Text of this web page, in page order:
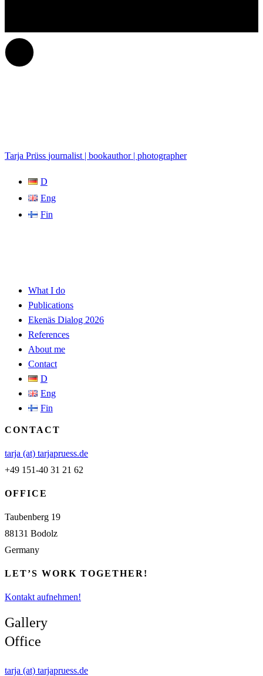
Tarja Prüss journalist | bookauthor | photographer
D
Eng
Fin
What I do
Publications
Ekenäs Dialog 2026
References
About me
Contact
D
Eng
Fin
CONTACT
tarja (at) tarjapruess.de
+49 151-40 31 21 62
OFFICE
Taubenberg 19
88131 Bodolz
Germany
LET’S WORK TOGETHER!
Kontakt aufnehmen!
Gallery
Office
tarja (at) tarjapruess.de